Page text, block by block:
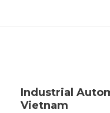
Industrial
Vietnam